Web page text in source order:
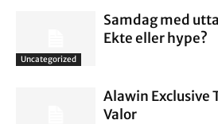
Uncategorized
Samdag med
Ekte eller hype?
Alawin Exclusive
Valor